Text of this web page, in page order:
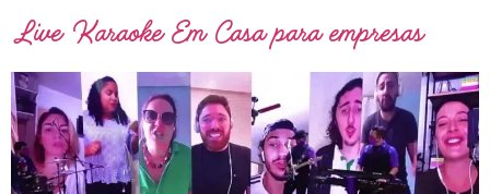
Live Karaoke Em Casa para empresas